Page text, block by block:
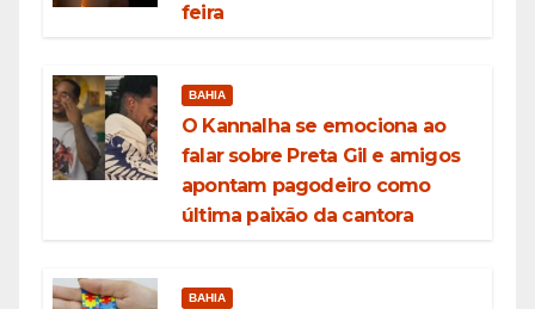
feira
BAHIA
O Kannalha se emociona ao
falar sobre Preta Gil e amigos
apontam pagodeiro como
última paixão da cantora
BAHIA